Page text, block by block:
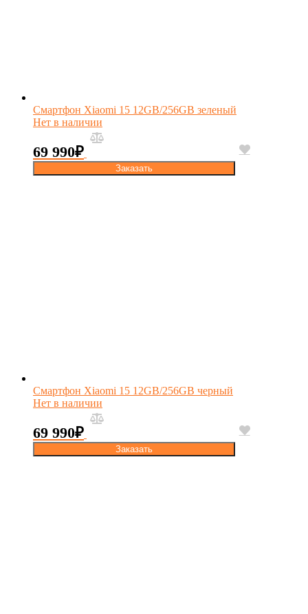
Смартфон Xiaomi 15 12GB/256GB зеленый
Нет в наличии
69 990₽
Заказать
Смартфон Xiaomi 15 12GB/256GB черный
Нет в наличии
69 990₽
Заказать